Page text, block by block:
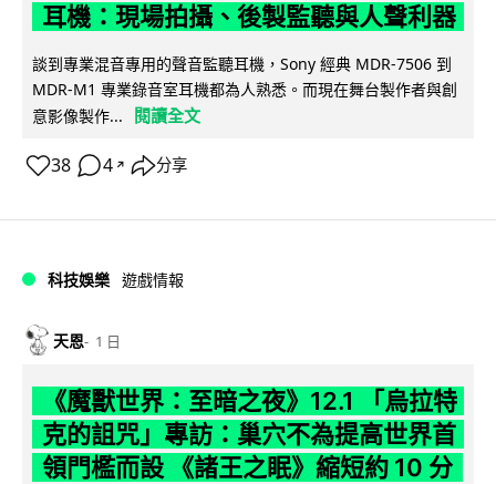
耳機：現場拍攝、後製監聽與人聲利器
談到專業混音專用的聲音監聽耳機，Sony 經典 MDR-7506 到
MDR-M1 專業錄音室耳機都為人熟悉。而現在舞台製作者與創
意影像製作...
閱讀全文
38 4 ↗ 分享
科技娛樂 遊戲情報
天恩 1 日
《魔獸世界：至暗之夜》12.1 「烏拉特
克的詛咒」專訪：巢穴不為提高世界首
領門檻而設 《諸王之眠》縮短約 10 分